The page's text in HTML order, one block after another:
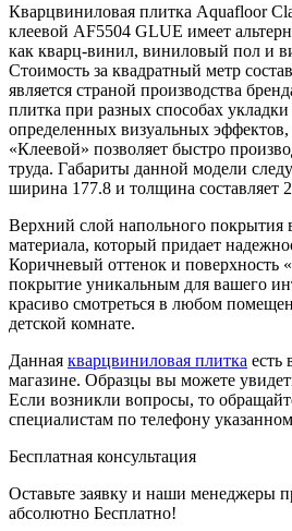
Кварцвиниловая плитка Aquafloor
клеевой AF5504 GLUE имеет
как кварц-винил, виниловый пол и
Стоимость за квадратный метр
является страной производства
плитка при разных способах укладки
определенных визуальных
«Клеевой» позволяет быстро
труда. Габариты данной модели
ширина 177.8 и толщина составляет
Верхний слой напольного
материала, который придает
Коричневый оттенок и поверхность
покрытие уникальным для вашего
красиво смотреться в любом
детской комнате.
Данная кварцвиниловая плитка есть
магазине. Образцы вы можете
Если возникли вопросы, то
специалистам по телефону
Бесплатная консультация
Оставьте заявку и наши менеджеры
абсолютно Бесплатно!